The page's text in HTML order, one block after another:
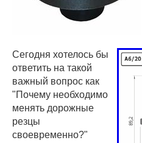
Сегодня хотелось бы
ответить на такой
важный вопрос как
"Почему необходимо
менять дорожные
резцы
своевременно?"